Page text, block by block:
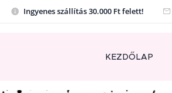
Ingyenes szállítás 30.000 Ft felett!
KEZDŐLAP